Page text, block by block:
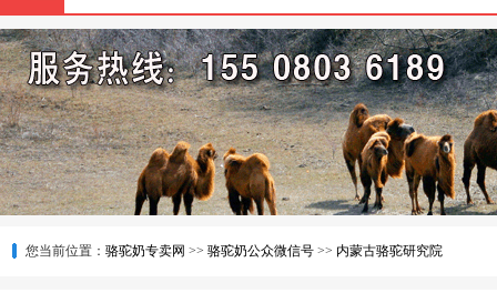
您当前位置： 骆驼奶专卖网 >> 骆驼奶公众微信号 >> 内蒙古骆驼研究院